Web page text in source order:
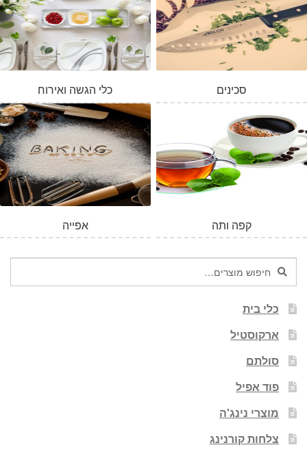
כלי הגשה ואירוח סכינים
אפייה קפה ותה
חיפוש
עבור:
חיפוש
כלי בית
ארקוסטיל
סולתם
פוד אפיל
מוצרי נינג'ה
צלחות קורנינג